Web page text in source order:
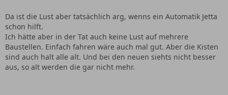
Da ist die Lust aber tatsächlich arg, wenns ein Automatik Jetta
schon hilft.
Ich hätte aber in der Tat auch keine Lust auf mehrere
Baustellen. Einfach fahren wäre auch mal gut. Aber die Kisten
sind auch halt alle alt. Und bei den neuen siehts nicht besser
aus, so alt werden die gar nicht mehr.